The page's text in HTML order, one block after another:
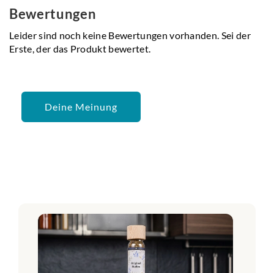
Bewertungen
Leider sind noch keine Bewertungen vorhanden. Sei der
Erste, der das Produkt bewertet.
Deine Meinung